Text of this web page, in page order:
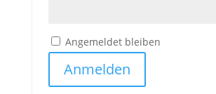
Angemeldet bleiben
Anmelden